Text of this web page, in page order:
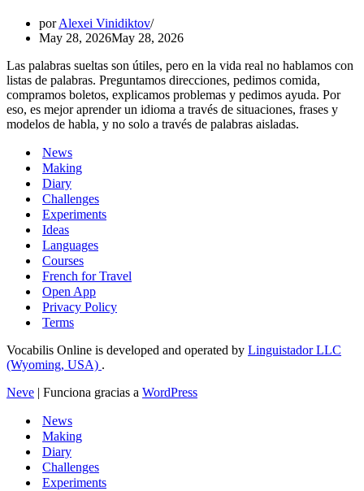
porAlexei Vinidiktov
May 28, 2026May 28, 2026
Las palabras sueltas son útiles, pero en la vida real no hablamos con
listas de palabras. Preguntamos direcciones, pedimos comida,
compramos boletos, explicamos problemas y pedimos ayuda. Por
eso, es mejor aprender un idioma a través de situaciones, frases y
modelos de habla, y no solo a través de palabras aisladas.
News
Making
Diary
Challenges
Experiments
Ideas
Languages
Courses
French for Travel
Open App
Privacy Policy
Terms
Vocabilis Online is developed and operated by Linguistador LLC
(Wyoming, USA) .
Neve | Funciona gracias a WordPress
News
Making
Diary
Challenges
Experiments